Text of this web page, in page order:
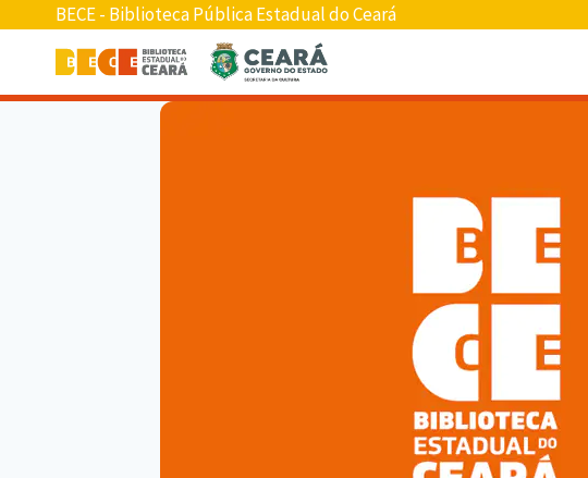
BECE - Biblioteca Pública Estadual do Ceará